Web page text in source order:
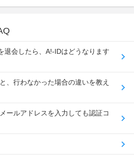
退会したら、A!-IDはどうなります
、行わなかった場合の違いを教え
ールアドレスを入力しても認証コ